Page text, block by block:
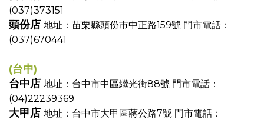
(037)373151
頭份店 地址：苗栗縣頭份市中正路159號 門市電話：
(037)670441
(台中)
台中店 地址：台中市中區繼光街88號 門市電話：
(04)22239369
大甲店 地址：台中市大甲區蔣公路7號 門市電話：